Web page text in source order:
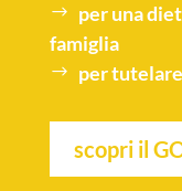
per una
famiglia
per tutelare
scopri il